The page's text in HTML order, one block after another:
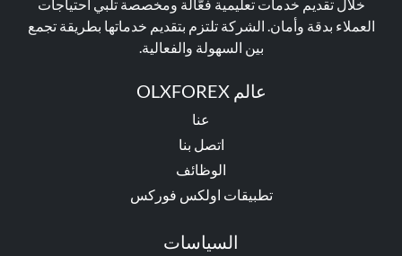
خلال تقديم خدمات تعليمية فعّالة ومخصصة تلبي احتياجات
العملاء بدقة وأمان. الشركة تلتزم بتقديم خدماتها بطريقة تجمع
بين السهولة والفعالية.
عالم OLXFOREX
عنا
اتصل بنا
الوظائف
تطبيقات اولكس فوركس
السياسات